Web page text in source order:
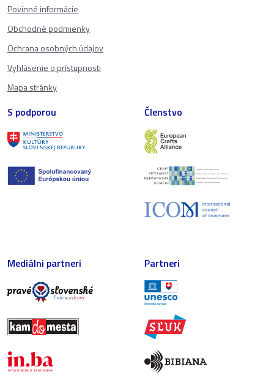
Povinné informácie
Obchodné podmienky
Ochrana osobných údajov
Vyhlásenie o prístupnosti
Mapa stránky
S podporou Členstvo
Mediálni partneri Partneri